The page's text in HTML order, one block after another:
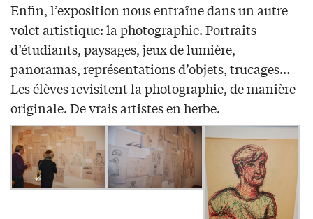
Enfin, l’exposition nous entraîne dans un autre
volet artistique: la photographie. Portraits
d’étudiants, paysages, jeux de lumière,
panoramas, représentations d’objets, trucages…
Les élèves revisitent la photographie, de manière
originale. De vrais artistes en herbe.